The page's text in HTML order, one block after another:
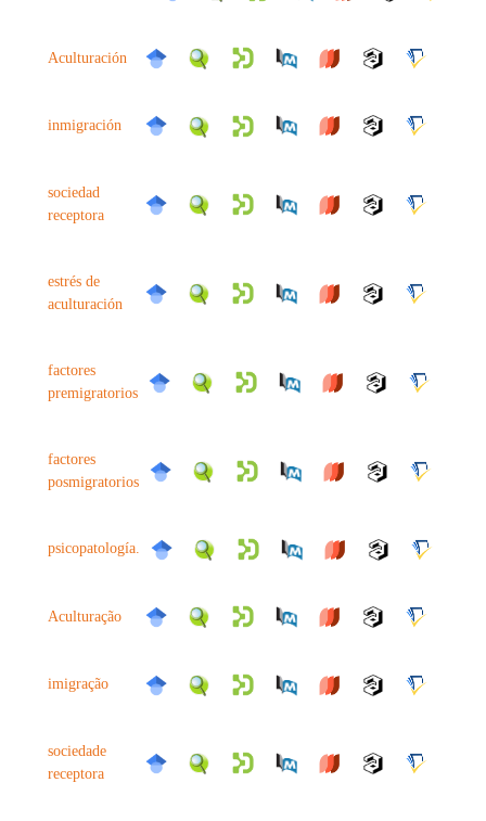
Aculturación
inmigración
sociedad
receptora
estrés de
aculturación
factores
premigratorios
factores
posmigratorios
psicopatología.
Aculturação
imigração
sociedade
receptora